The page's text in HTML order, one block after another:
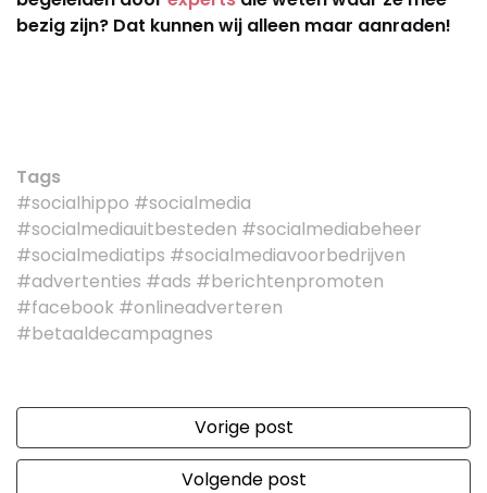
bezig zijn? Dat kunnen wij alleen maar aanraden!
Tags
#socialhippo #socialmedia
#socialmediauitbesteden #socialmediabeheer
#socialmediatips #socialmediavoorbedrijven
#advertenties #ads #berichtenpromoten
#facebook #onlineadverteren
#betaaldecampagnes
Vorige post
Volgende post